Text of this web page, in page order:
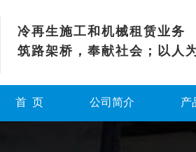
冷再生施工和机械租赁业务
筑路架桥，奉献社会；以人
首 页 公司简介 产